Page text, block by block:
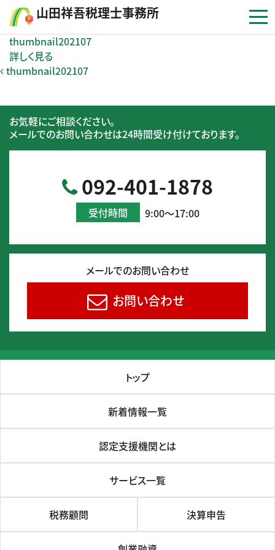
コンテンツへスキップ
⼭⽥祥吾税理⼠事務所
thumbnail202107
詳しく見る
投稿ナビゲーション
thumbnail202107
お気軽にご相談ください。
メールでのお問い合わせは24時間受け付けております。
092-401-1878
受付時間 9:00～17:00
メールでのお問い合わせ
お問い合わせ
トップ
新着情報一覧
認定支援機関とは
サービス一覧
税務顧問 決算申告